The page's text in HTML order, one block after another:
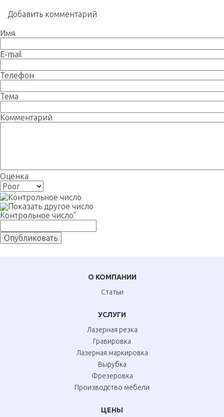
Добавить комментарий
Имя
E-mail
Телефон
Тема
Комментарий
Оценка
Показать другое число
Контрольное число*
О КОМПАНИИ
Статьи
УСЛУГИ
Лазерная резка
Гравировка
Лазерная маркировка
Вырубка
Фрезеровка
Производство мебели
ЦЕНЫ